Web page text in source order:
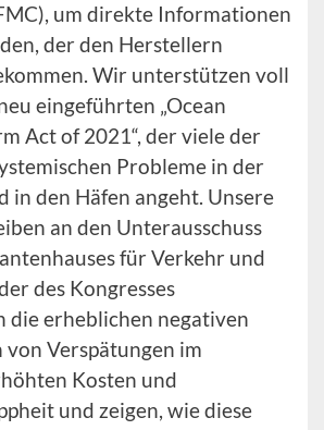
um direkte Informationen
der den Herstellern
Wir unterstützen voll
eingeführten „Ocean
Act of 2021“, der viele der
Probleme in der
in den Häfen angeht. Unsere
an den Unterausschuss
für Verkehr und
des Kongresses
die erheblichen negativen
Verspätungen im
Kosten und
und zeigen, wie diese